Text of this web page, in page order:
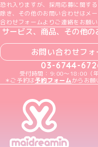
恐れ入りますが、採用応募に関す
除き、その他のお問い合わせはメ
合わせフォームよりご連絡をお願い
サービス、商品、その他の
お問い合わせフォ
03-6744-
受付時間：9:00～18:00（年
＊ご予約は予約フォームからお願